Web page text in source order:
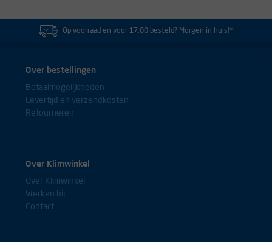
Op voorraad en voor 17:00 besteld? Morgen in huis!*
Over bestellingen
Betaalmogelijkheden
Levertijd en verzendkosten
Retourneren
Over Klimwinkel
Over Klimwinkel
Werken bij
Contact